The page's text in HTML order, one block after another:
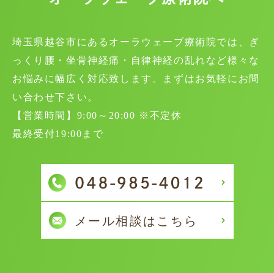
埼玉県越谷市にあるオーラウェーブ療術院では、ぎ
っくり腰・坐骨神経痛・自律神経の乱れなど様々な
お悩みに幅広く対応致します。まずはお気軽にお問
い合わせ下さい。
【営業時間】9:00～20:00 ※不定休
最終受付19:00まで